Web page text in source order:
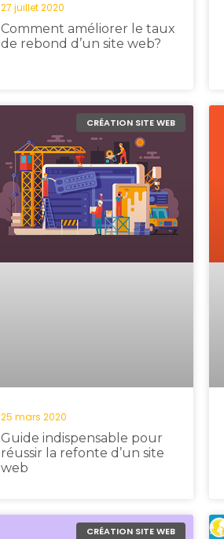
Comment améliorer le taux
de rebond d’un site web?
27 juillet 2020
CRÉATION SITE WEB
Guide indispensable pour
réussir la refonte d’un site
web
25 mars 2020
CRÉATION SITE WEB